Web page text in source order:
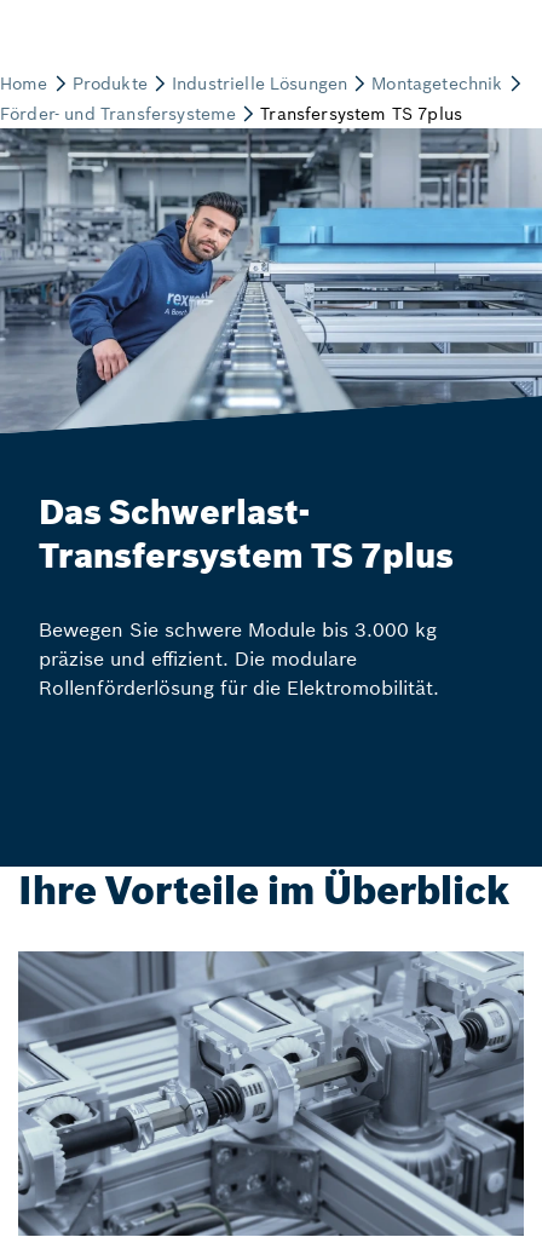
Das Schwerlast-
Transfersystem TS 7plus
Bewegen Sie schwere Module bis 3.000 kg
präzise und effizient. Die modulare
Rollenförderlösung für die Elektromobilität.
Ihre Vorteile im Überblick